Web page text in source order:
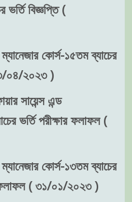
ভর্তি বিজ্ঞপ্তি (
কোর্স-১৫তম ব্যাচের
০৪/২০২৩ )
সায়েন্স এন্ড
ভর্তি পরীক্ষার ফলাফল (
কোর্স-১৩তম ব্যাচের
ফলাফল ( ৩১/০১/২০২৩ )